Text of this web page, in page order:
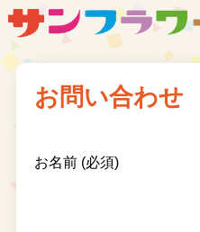
お問い合わせ
お名前 (必須)